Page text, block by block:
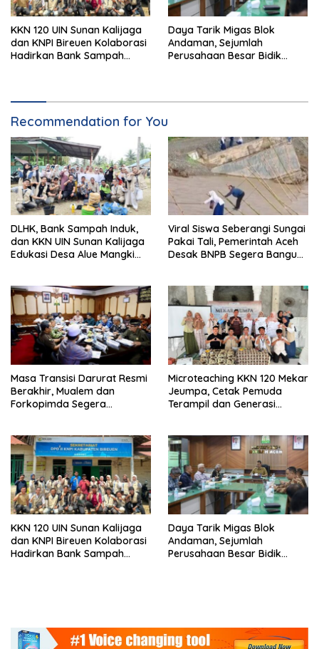
KKN 120 UIN Sunan Kalijaga
dan KNPI Bireuen Kolaborasi
Hadirkan Bank Sampah
Daya Tarik Migas Blok
Andaman, Sejumlah
Perusahaan Besar Bidik
Recommendation for You
DLHK, Bank Sampah Induk,
dan KKN UIN Sunan Kalijaga
Edukasi Desa Alue Mangki
Viral Siswa Seberangi Sungai
Pakai Tali, Pemerintah Aceh
Desak BNPB Segera Bangun
Masa Transisi Darurat Resmi
Berakhir, Mualem dan
Forkopimda Segera
Microteaching KKN 120 Mekar
Jeumpa, Cetak Pemuda
Terampil dan Generasi
KKN 120 UIN Sunan Kalijaga
dan KNPI Bireuen Kolaborasi
Hadirkan Bank Sampah
Daya Tarik Migas Blok
Andaman, Sejumlah
Perusahaan Besar Bidik